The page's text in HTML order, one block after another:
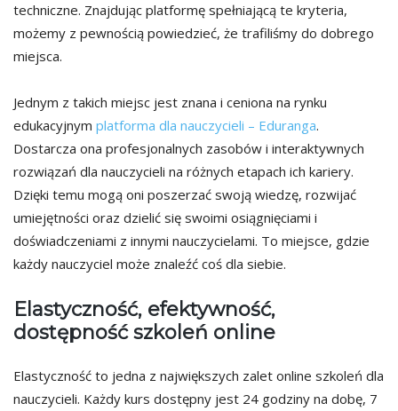
techniczne. Znajdując platformę spełniającą te kryteria,
możemy z pewnością powiedzieć, że trafiliśmy do dobrego
miejsca.
Jednym z takich miejsc jest znana i ceniona na rynku
edukacyjnym platforma dla nauczycieli – Eduranga.
Dostarcza ona profesjonalnych zasobów i interaktywnych
rozwiązań dla nauczycieli na różnych etapach ich kariery.
Dzięki temu mogą oni poszerzać swoją wiedzę, rozwijać
umiejętności oraz dzielić się swoimi osiągnięciami i
doświadczeniami z innymi nauczycielami. To miejsce, gdzie
każdy nauczyciel może znaleźć coś dla siebie.
Elastyczność, efektywność,
dostępność szkoleń online
Elastyczność to jedna z największych zalet online szkoleń dla
nauczycieli. Każdy kurs dostępny jest 24 godziny na dobę, 7